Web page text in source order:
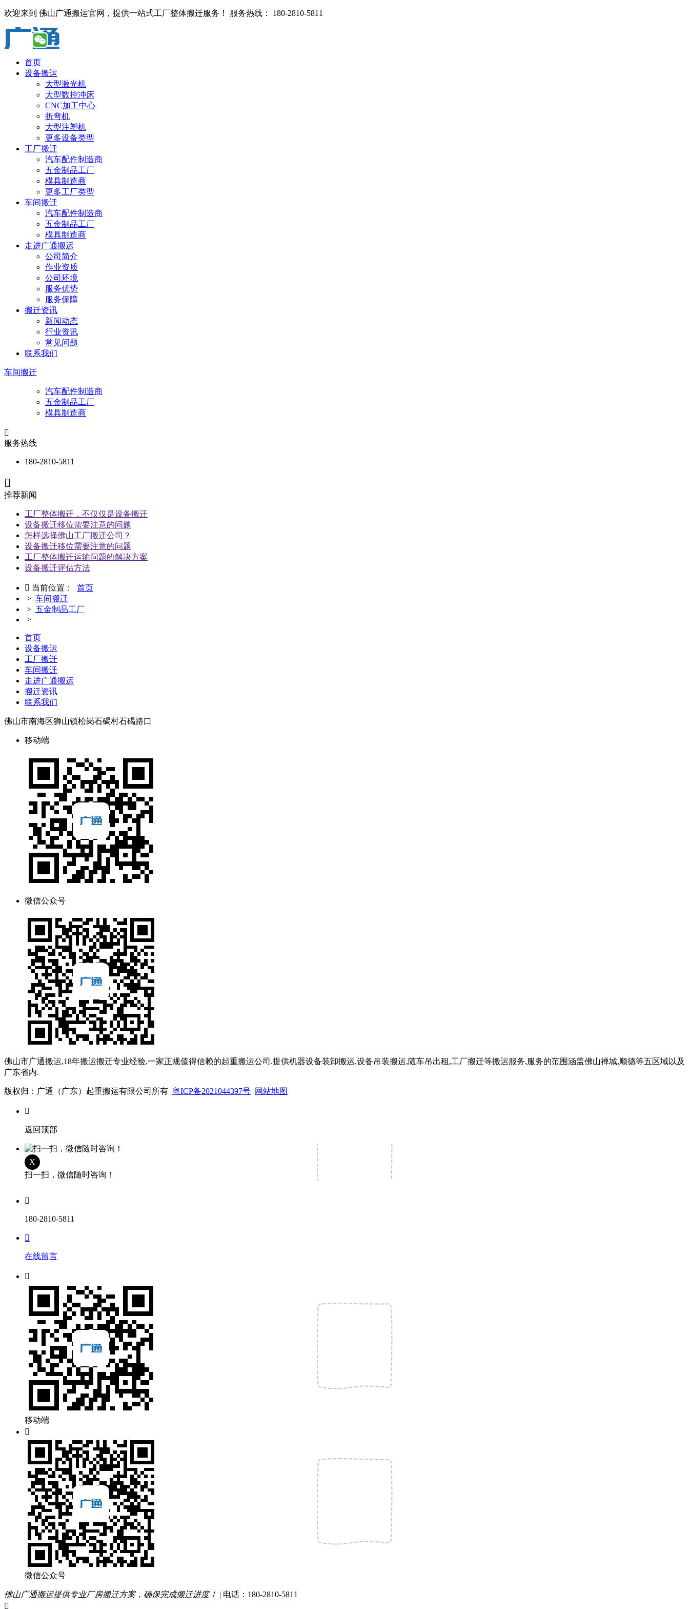
欢迎来到 佛山广通搬运官网，提供一站式工厂整体搬迁服务！ 服务热线： 180-2810-5811
首页
设备搬运
大型激光机
大型数控冲床
CNC加工中心
折弯机
大型注塑机
更多设备类型
工厂搬迁
汽车配件制造商
五金制品工厂
模具制造商
更多工厂类型
车间搬迁
汽车配件制造商
五金制品工厂
模具制造商
走进广通搬运
公司简介
作业资质
公司环境
服务优势
服务保障
搬迁资讯
新闻动态
行业资讯
常见问题
联系我们
车间搬迁
汽车配件制造商
五金制品工厂
模具制造商

服务热线
180-2810-5811

推荐新闻
工厂整体搬迁，不仅仅是设备搬迁
设备搬迁移位需要注意的问题
怎样选择佛山工厂搬迁公司？
设备搬迁移位需要注意的问题
工厂整体搬迁运输问题的解决方案
设备搬迁评估方法
 当前位置： 首页
> 车间搬迁
> 五金制品工厂
>
首页
设备搬运
工厂搬迁
车间搬迁
走进广通搬运
搬迁资讯
联系我们
佛山市南海区狮山镇松岗石碣村石碣路口
移动端
微信公众号
佛山市广通搬运,18年搬运搬迁专业经验,一家正规值得信赖的起重搬运公司.提供机器设备装卸搬运,设备吊装搬运,随车吊出租,工厂搬迁等搬运服务,服务的范围涵盖佛山禅城,顺德等五区域以及
广东省内.
版权归：广通（广东）起重搬运有限公司所有 粤ICP备2021044397号 网站地图

返回顶部
X
扫一扫，微信随时咨询！

180-2810-5811

在线留言

移动端

微信公众号
佛山广通搬运提供专业厂房搬迁方案，确保完成搬迁进度！ | 电话：180-2810-5811
